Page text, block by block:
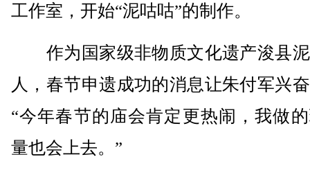
工作室，开始“泥咕咕”的制作。
作为国家级非物质文化遗产浚县
人，春节申遗成功的消息让朱付军兴
“今年春节的庙会肯定更热闹，我做
量也会上去。”